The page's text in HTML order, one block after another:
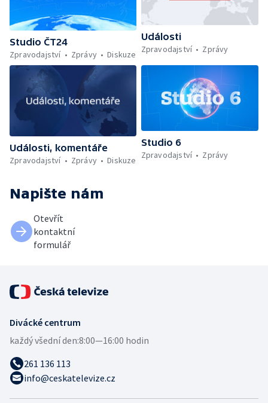
Studio ČT24
Zpravodajství
Zprávy Diskuze
Události
Zpravodajství
Zprávy
Události, komentáře
Zpravodajství
Zprávy Diskuze
Studio 6
Zpravodajství
Zprávy
Napište nám
Otevřít
kontaktní
formulář
Divácké centrum
každý všední den:8:00—16:00 hodin
261 136 113
info@ceskatelevize.cz